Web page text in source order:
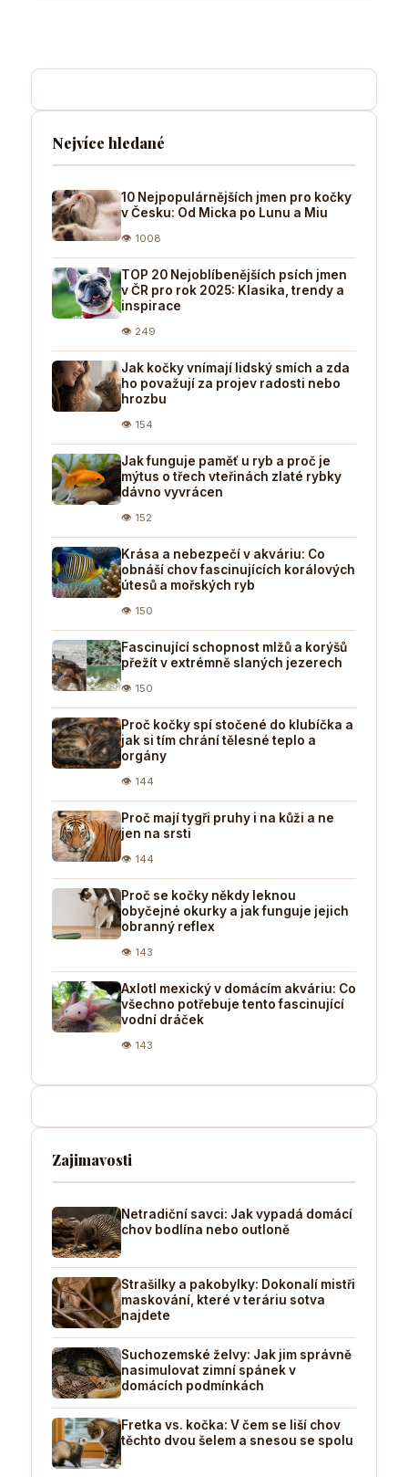
Nejvíce hledané
10 Nejpopulárnějších jmen pro kočky
v Česku: Od Micka po Lunu a Miu
👁 1008
TOP 20 Nejoblíbenějších psích jmen
v ČR pro rok 2025: Klasika, trendy a
inspirace
👁 249
Jak kočky vnímají lidský smích a zda
ho považují za projev radosti nebo
hrozbu
👁 154
Jak funguje paměť u ryb a proč je
mýtus o třech vteřinách zlaté rybky
dávno vyvrácen
👁 152
Krása a nebezpečí v akváriu: Co
obnáší chov fascinujících korálových
útesů a mořských ryb
👁 150
Fascinující schopnost mlžů a korýšů
přežít v extrémně slaných jezerech
👁 150
Proč kočky spí stočené do klubíčka a
jak si tím chrání tělesné teplo a
orgány
👁 144
Proč mají tygři pruhy i na kůži a ne
jen na srsti
👁 144
Proč se kočky někdy leknou
obyčejné okurky a jak funguje jejich
obranný reflex
👁 143
Axlotl mexický v domácím akváriu: Co
všechno potřebuje tento fascinující
vodní dráček
👁 143
Zajimavosti
Netradiční savci: Jak vypadá domácí
chov bodlína nebo outloně
Strašilky a pakobylky: Dokonalí mistři
maskování, které v teráriu sotva
najdete
Suchozemské želvy: Jak jim správně
nasimulovat zimní spánek v
domácích podmínkách
Fretka vs. kočka: V čem se liší chov
těchto dvou šelem a snesou se spolu